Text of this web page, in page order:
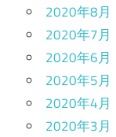
2020年8月
2020年7月
2020年6月
2020年5月
2020年4月
2020年3月